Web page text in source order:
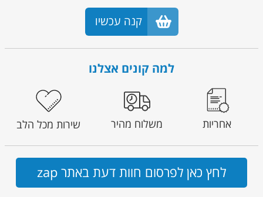
קנה עכשיו
למה קונים אצלנו
אחריות משלוח מהיר שירות מכל הלב
לחץ כאן לפרסום חוות דעת באתר zap